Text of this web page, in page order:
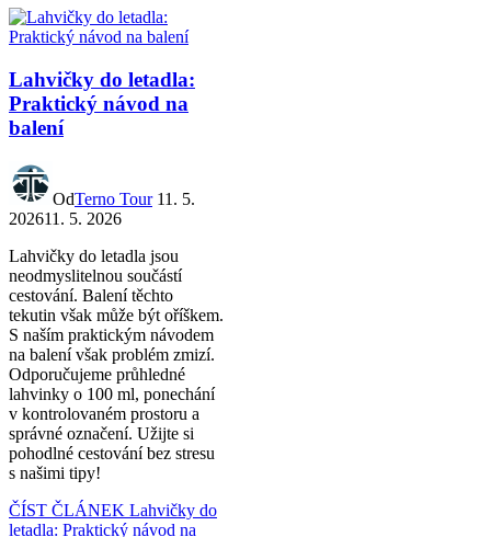
Lahvičky do letadla:
Praktický návod na
balení
OdTerno Tour 11. 5.
202611. 5. 2026
Lahvičky do letadla jsou
neodmyslitelnou součástí
cestování. Balení těchto
tekutin však může být oříškem.
S naším praktickým návodem
na balení však problém zmizí.
Odporučujeme průhledné
lahvinky o 100 ml, ponechání
v kontrolovaném prostoru a
správné označení. Užijte si
pohodlné cestování bez stresu
s našimi tipy!
ČÍST ČLÁNEK Lahvičky do
letadla: Praktický návod na